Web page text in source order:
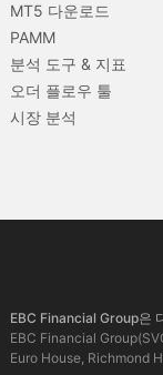
MT5 다운로드
PAMM
분석 도구 & 지표
오더 플로우 툴
시장 분석
EBC Financial Group은
EBC Financial
Euro House, Richmond